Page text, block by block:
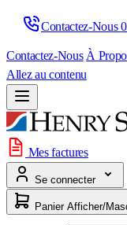
Contactez-Nous
Contactez-Nous À
Allez au contenu
Mes factures
Se connecter
Panier